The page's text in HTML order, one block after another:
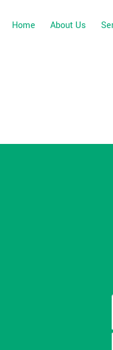
Home About Us